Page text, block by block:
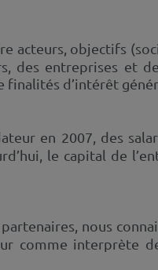
acteurs, objectifs
des entreprises et
d’intérêt
en 2007, des
le capital de
nous
comme interprète